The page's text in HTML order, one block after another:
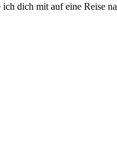
dich mit auf eine Reise